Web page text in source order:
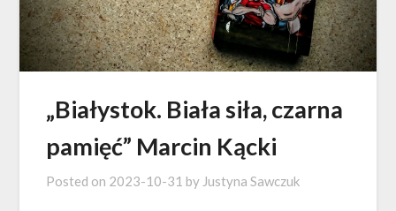
„Białystok. Biała siła, czarna
pamięć” Marcin Kącki
Posted on 2023-10-31 by Justyna Sawczuk